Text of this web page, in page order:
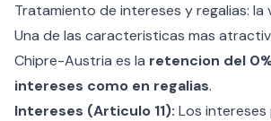
Tratamiento de intereses y regalias: la
Una de las caracteristicas mas
Chipre-Austria es la retencion del
intereses como en regalias.
Intereses (Articulo 11): Los